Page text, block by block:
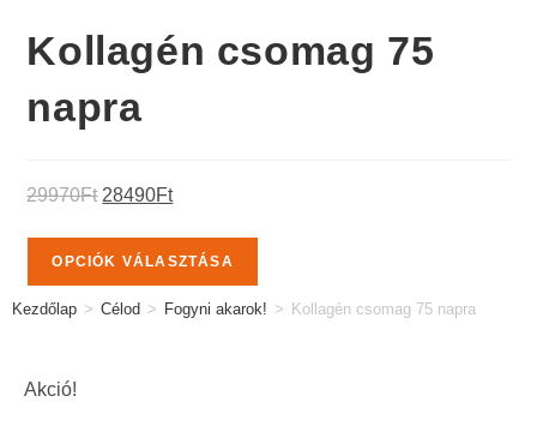
Kollagén csomag 75
napra
29970Ft 28490Ft
OPCIÓK VÁLASZTÁSA
Kezdőlap > Célod > Fogyni akarok! > Kollagén csomag 75 napra
Akció!